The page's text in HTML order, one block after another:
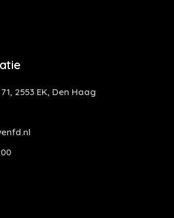
2553 EK, Den Haag